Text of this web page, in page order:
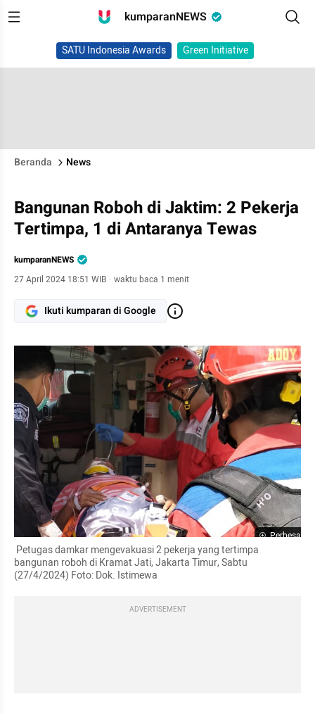
kumparanNEWS
SATU Indonesia Awards Green Initiative
Beranda News
Bangunan Roboh di Jaktim: 2 Pekerja
Tertimpa, 1 di Antaranya Tewas
kumparanNEWS
27 April 2024 18:51 WIB · waktu baca 1 menit
Ikuti kumparan di Google
Perbesar
bangunan roboh di Kramat Jati, Jakarta Timur, Sabtu
(27/4/2024) Foto: Dok. Istimewa
ADVERTISEMENT